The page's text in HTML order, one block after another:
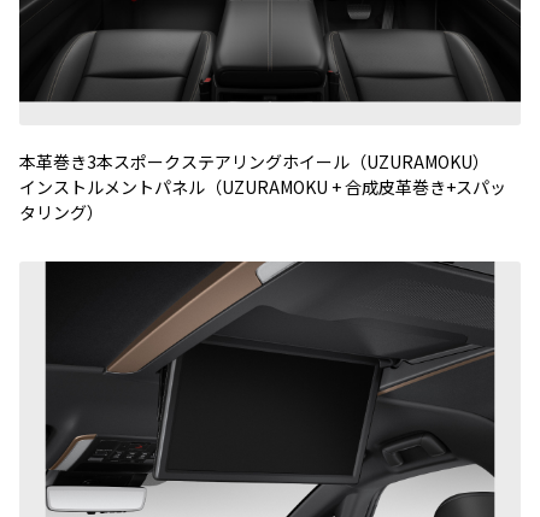
本革巻き3本スポークステアリングホイール（UZURAMOKU）
インストルメントパネル（UZURAMOKU + 合成皮革巻き+スパッ
タリング）